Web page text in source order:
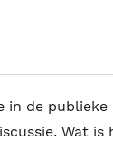
in de
Wat is